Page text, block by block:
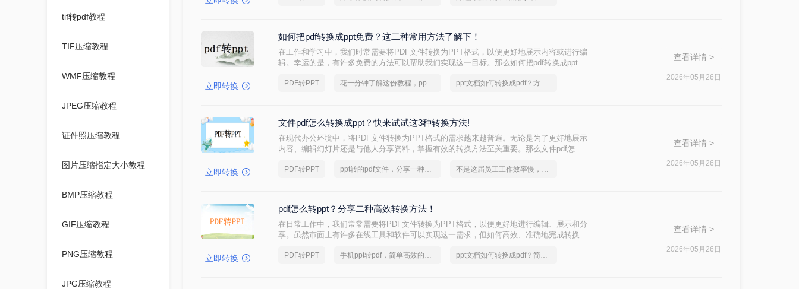
tif转pdf教程
TIF压缩教程
WMF压缩教程
JPEG压缩教程
证件照压缩教程
图片压缩指定大小教程
BMP压缩教程
GIF压缩教程
PNG压缩教程
JPG压缩教程
立即转换
如何把pdf转换成ppt免费？这二种常用方法了解下！
在工作和学习中，我们时常需要将PDF文件转换为PPT格式，以便更好地展示内容或进行编
辑。幸运的是，有许多免费的方法可以帮助我们实现这一目标。那么如何把pdf转换成ppt免
PDF转PPT 花一分钟了解这份教程，ppt转换成pdf不再是难题 ppt文档如何转换成pdf？方法详细解析
查看详情 >
2026年05月26日
立即转换
文件pdf怎么转换成ppt？快来试试这3种转换方法!
在现代办公环境中，将PDF文件转换为PPT格式的需求越来越普遍。无论是为了更好地展示
内容、编辑幻灯片还是与他人分享资料，掌握有效的转换方法至关重要。那么文件pdf怎么
PDF转PPT ppt转的pdf文件，分享一种简单的方法 不是这届员工工作效率慢，是你不会ppt转换成pdf这一招！
查看详情 >
2026年05月26日
立即转换
pdf怎么转ppt？分享二种高效转换方法！
在日常工作中，我们常常需要将PDF文件转换为PPT格式，以便更好地进行编辑、展示和分
享。虽然市面上有许多在线工具和软件可以实现这一需求，但如何高效、准确地完成转换，
法及其优缺点，帮助您轻松应对各种转换场景。
PDF转PPT 手机ppt转pdf，简单高效的转换方法 ppt文档如何转换成pdf？简单高效的恢复方法
查看详情 >
2026年05月26日